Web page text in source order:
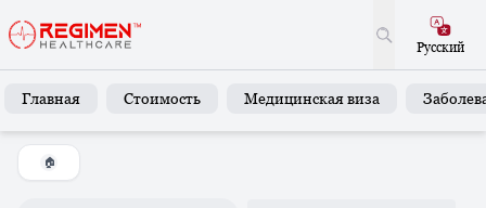
Русский
Главная Стоимость Медицинская виза
🏠